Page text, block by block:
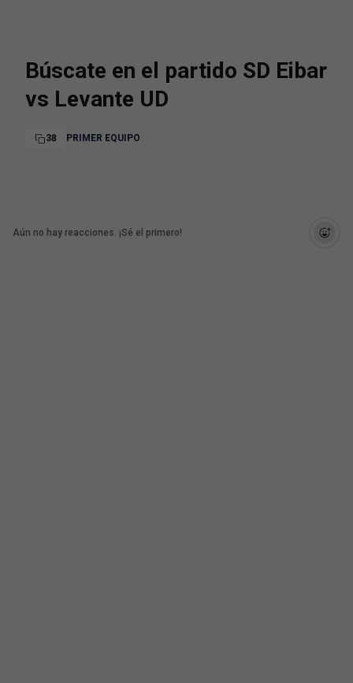
Búscate en el partido SD Eibar
vs Levante UD
38 PRIMER EQUIPO
Aún no hay reacciones. ¡Sé el primero!